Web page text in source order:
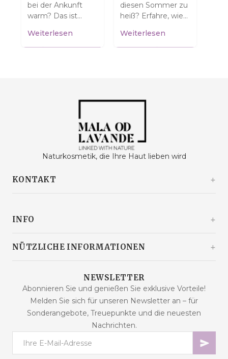
bei der Ankunft
warm? Das ist
bedeutet NICHT,
dass sie beschädigt
Weiterlesen
diesen Sommer zu
heiß? Erfahre, wie
kannst! Tipps für
sichere
Weiterlesen
Naturkosmetik, die Ihre Haut lieben wird
KONTAKT
Kroatien
info@malaodlavande.com
Mo. - Fr.: 09 - 15 Uhr
INFO
Über uns
Produkte im Angebot
Neue Produkte
Sitemap
Online-Streitbeilegung
NÜTZLICHE INFORMATIONEN
Häufig gestellte Fragen
Kaufbedingungen
Datensicherheit
Zahlungsarten
NEWSLETTER
Abonnieren Sie und genießen Sie exklusive Vorteile!
Melden Sie sich für unseren Newsletter an – für
Sonderangebote, Treuepunkte und die neuesten
Nachrichten.